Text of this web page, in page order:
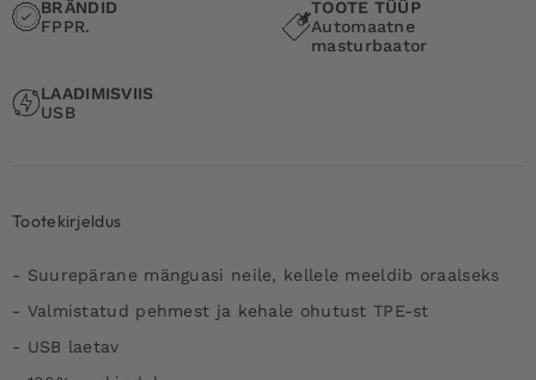
BRÄNDID
FPPR.
TOOTE TÜÜP
Automaatne
masturbaator
LAADIMISVIIS
USB
Tootekirjeldus
- Suurepärane mänguasi neile, kellele meeldib oraalseks
- Valmistatud pehmest ja kehale ohutust TPE-st
- USB laetav